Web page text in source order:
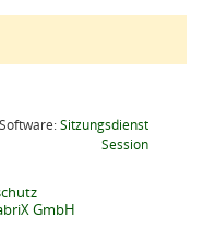
Software:Sitzungsdienst
Session(Wird in
GmbH